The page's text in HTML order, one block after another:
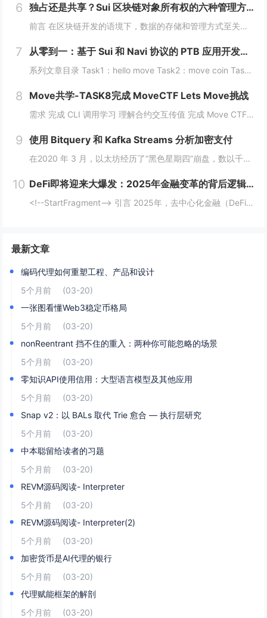
6 独占还是共享？Sui 区块链对象所有权的六种管理方式全解析
前言 在区块链开发的语境下，数据的存储和管理方式至关重要。而 Move 语言作为一种专为区块链设计的编程语言，以其灵活的语法和强大的能力系统，成为 Sui 区块链的核心语言。本文将围绕 Move 语言中的结构体展开，解析其在 Sui 区块...
7 从零到一：基于 Sui 和 Navi 协议的 PTB 应用开发教程
系列文章目录 Task1：hello move Task2：move coin Task3：move nft Task4：move game Task5：move swap Task6：sdk ptb 更多精彩内容，敬请期待！️...
8 Move共学-TASK8完成 MoveCTF Lets Move挑战
需求 完成 CLI 调用学习 理解合约交互传值 完成 Move CTF Lets Move 一、任务指南 合约部署地址: 0x097a3833b6b5c62ca6ad10f0509dffdadff7ce31e1...
9 使用 Bitquery 和 Kafka Streams 分析加密支付
在2020 年 3 月，以太坊经历了“黑色星期四”崩盘，数以千计的 DeFi（去中心化金融）清算被同时触发，导致网络费用从 20 gwei 飙升至 200 gwei 以上。那些能够监控并对内存池数据做出反应的人幸存下来，而那些无法做到的人则...
10 DeFi即将迎来大爆发：2025年金融变革的背后逻辑与机会
<!--StartFragment--> 引言 2025年，去中心化金融（DeFi）可能迎来一个重要的爆发时期。根据近期的新闻热点，多个因素正在推动这一趋势的到来。首先，美国政府计划建立比特币战略储备，并配合发行ETF等债务...
最新文章
编码代理如何重塑工程、产品和设计
5个月前
(03-20)
一张图看懂Web3稳定币格局
5个月前
(03-20)
nonReentrant 挡不住的重入：两种你可能忽略的场景
5个月前
(03-20)
零知识API使用信用：大型语言模型及其他应用
5个月前
(03-20)
Snap v2：以 BALs 取代 Trie 愈合 — 执行层研究
5个月前
(03-20)
中本聪留给读者的习题
5个月前
(03-20)
REVM源码阅读- Interpreter
5个月前
(03-20)
REVM源码阅读- Interpreter(2)
5个月前
(03-20)
加密货币是AI代理的银行
5个月前
(03-20)
代理赋能框架的解剖
5个月前
(03-20)